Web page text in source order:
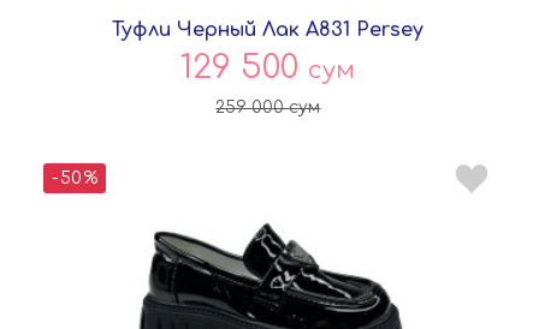
Туфли Черный Лак A831 Persey
129 500 сум
259 000сум
-50%